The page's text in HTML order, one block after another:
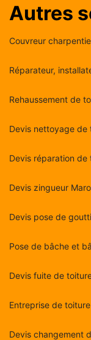
Autres
Couvreur
Réparateur,
Rehaussement de
Devis nettoyage de
Devis réparation de
Devis zingueur
Devis pose de
Pose de bâche et
Devis fuite de
Entreprise de
Devis changement